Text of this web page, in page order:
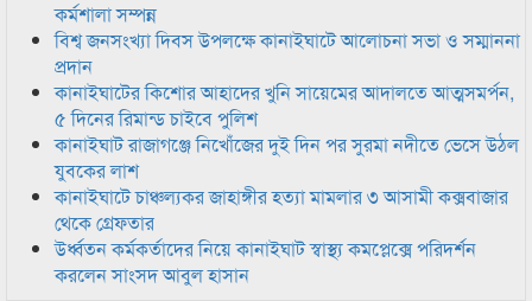
কর্মশালা সম্পন্ন
বিশ্ব জনসংখ্যা দিবস উপলক্ষে কানাইঘাটে আলোচনা সভা ও সম্মাননা
প্রদান
কানাইঘাটের কিশোর আহাদের খুনি সায়েমের আদালতে আত্মসমর্পন,
৫ দিনের রিমান্ড চাইবে পুলিশ
কানাইঘাট রাজাগঞ্জে নিখোঁজের দুই দিন পর সুরমা নদীতে ভেসে উঠল
যুবকের লাশ
কানাইঘাটে চাঞ্চল্যকর জাহাঙ্গীর হত্যা মামলার ৩ আসামী কক্সবাজার
থেকে গ্রেফতার
উর্ধ্বতন কর্মকর্তাদের নিয়ে কানাইঘাট স্বাস্থ্য কমপ্লেক্সে পরিদর্শন
করলেন সাংসদ আবুল হাসান